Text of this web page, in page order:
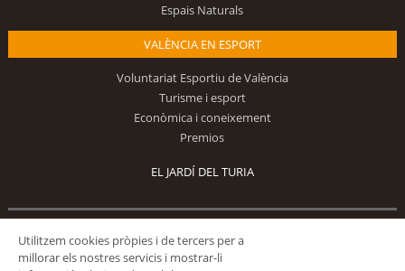
Espais Naturals
VALÈNCIA EN ESPORT
Voluntariat Esportiu de València
Turisme i esport
Econòmica i coneixement
Premios
EL JARDÍ DEL TURIA
Utilitzem cookies pròpies i de tercers per a
millorar els nostres servicis i mostrar-li